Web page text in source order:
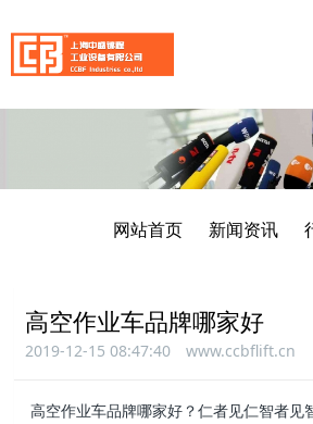
网站首页 新闻资讯
高空作业车品牌哪家好
2019-12-15 08:47:40 www.ccbflift.cn
高空作业车品牌哪家好？仁者见仁智者见